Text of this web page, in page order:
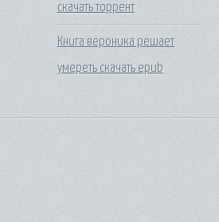
скачать торрент
Книга вероника решает
умереть скачать epub